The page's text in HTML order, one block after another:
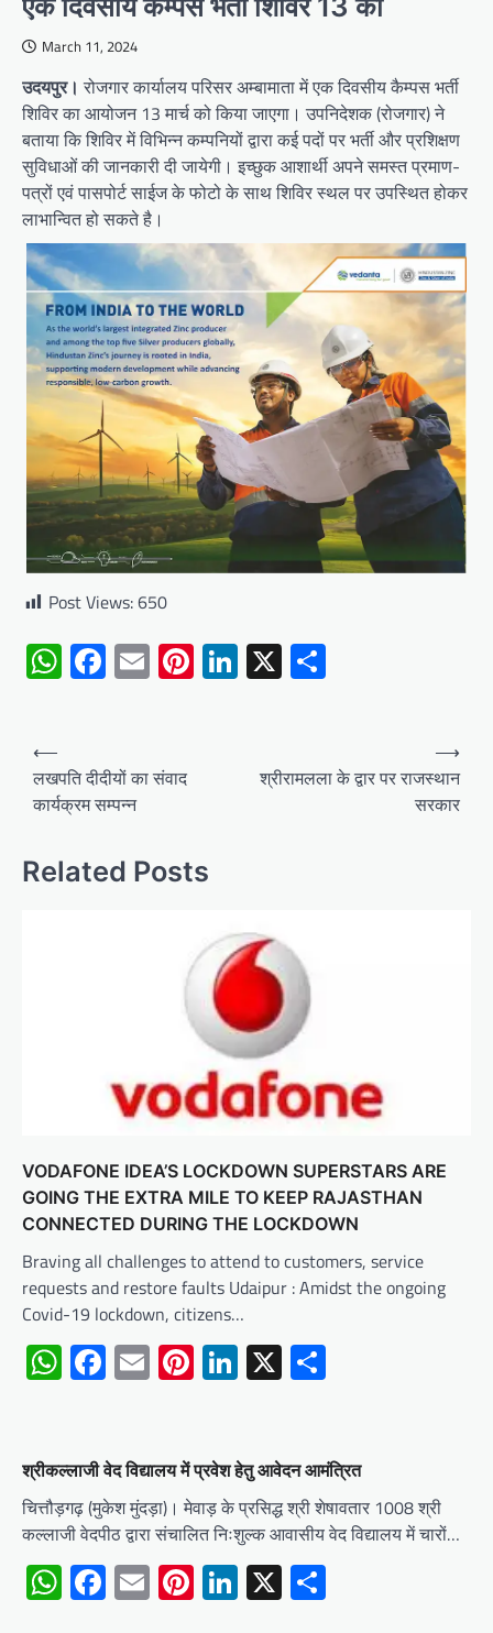
March 11, 2024
उदयपुर। रोजगार कार्यालय परिसर अम्बामाता में एक दिवसीय कैम्पस भर्ती
शिविर का आयोजन 13 मार्च को किया जाएगा। उपनिदेशक (रोजगार) ने
बताया कि शिविर में विभिन्न कम्पनियों द्वारा कई पदों पर भर्ती और प्रशिक्षण
सुविधाओं की जानकारी दी जायेगी। इच्छुक आशार्थी अपने समस्त प्रमाण-
पत्रों एवं पासपोर्ट साईज के फोटो के साथ शिविर स्थल पर उपस्थित होकर
लाभान्वित हो सकते है।
Post Views:650
WhatsApp
Facebook
EmailPinterest
LinkedIn
X
Post
navigation
⟵
लखपति दीदीयों का संवाद
कार्यक्रम सम्पन्न
श्रीरामलला के द्वार पर राजस्थान
सरकार
⟶
Related Posts
VODAFONE IDEA’S LOCKDOWN SUPERSTARS ARE
GOING THE EXTRA MILE TO KEEP RAJASTHAN
CONNECTED DURING THE LOCKDOWN
Braving all challenges to attend to customers, service
requests and restore faults Udaipur : Amidst the ongoing
Covid-19 lockdown, citizens…
WhatsApp
Facebook
EmailPinterest
LinkedIn
X
श्रीकल्लाजी वेद विद्यालय में प्रवेश हेतु आवेदन आमंत्रित
चित्तौड़गढ़ (मुकेश मुंदड़ा)। मेवाड़ के प्रसिद्ध श्री शेषावतार 1008 श्री
कल्लाजी वेदपीठ द्वारा संचालित निःशुल्क आवासीय वेद विद्यालय में चारों…
WhatsApp
Facebook
EmailPinterest
LinkedIn
X